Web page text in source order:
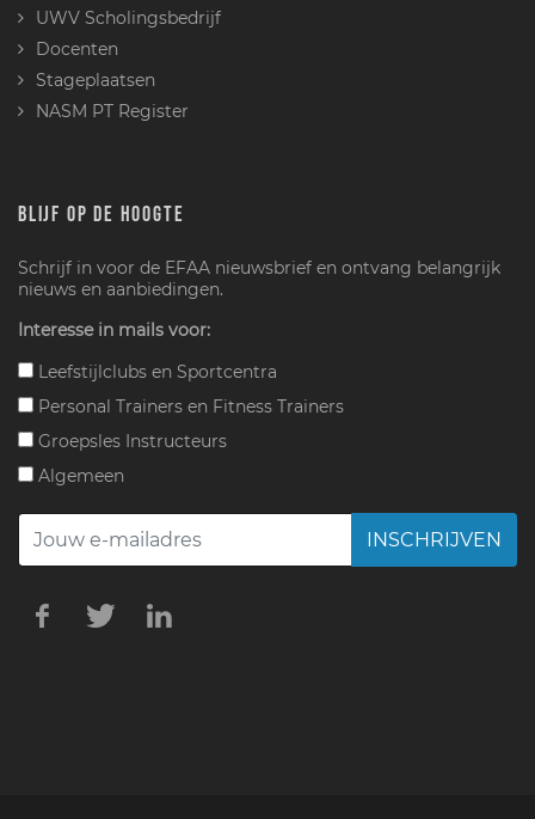
UWV Scholingsbedrijf
Docenten
Stageplaatsen
NASM PT Register
BLIJF OP DE HOOGTE
Schrijf in voor de EFAA nieuwsbrief en ontvang belangrijk
nieuws en aanbiedingen.
Interesse in mails voor:
Leefstijlclubs en Sportcentra
Personal Trainers en Fitness Trainers
Groepsles Instructeurs
Algemeen
INSCHRIJVEN